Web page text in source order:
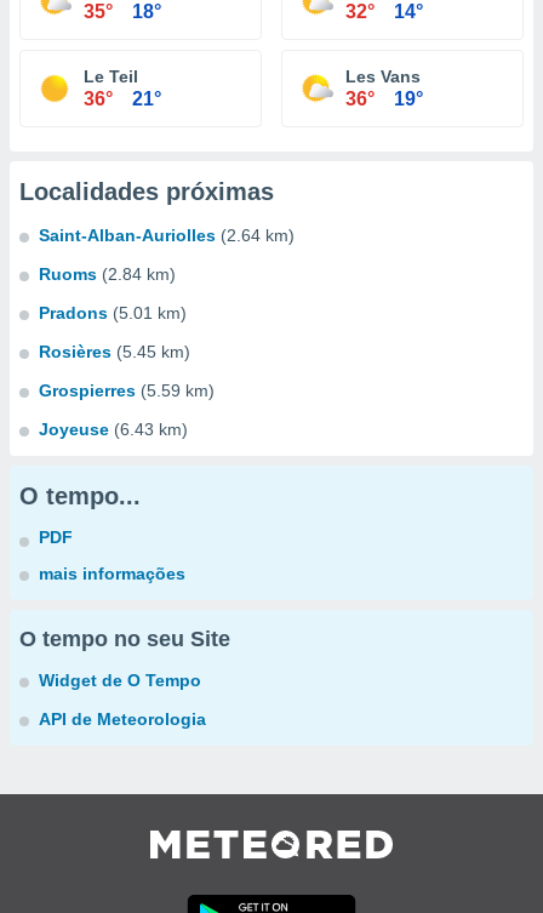
35° 18° 32° 14°
Le Teil
36° 21°
Les Vans
36° 19°
Localidades próximas
Saint-Alban-Auriolles (2.64 km)
Ruoms (2.84 km)
Pradons (5.01 km)
Rosières (5.45 km)
Grospierres (5.59 km)
Joyeuse (6.43 km)
O tempo...
PDF
mais informações
O tempo no seu Site
Widget de O Tempo
API de Meteorologia